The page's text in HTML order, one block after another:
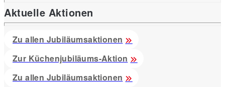
Aktuelle Aktionen
Zu allen Jubiläumsaktionen
Zur Küchenjubiläums-Aktion
Zu allen Jubiläumsaktionen